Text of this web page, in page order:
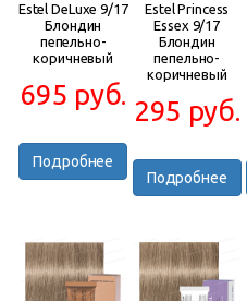
Estel DeLuxe 9/17
Блондин
пепельно-
коричневый
695 руб.
Подробнее
Estel Princess
Essex 9/17
Блондин
пепельно-
коричневый
295 руб.
Подробнее